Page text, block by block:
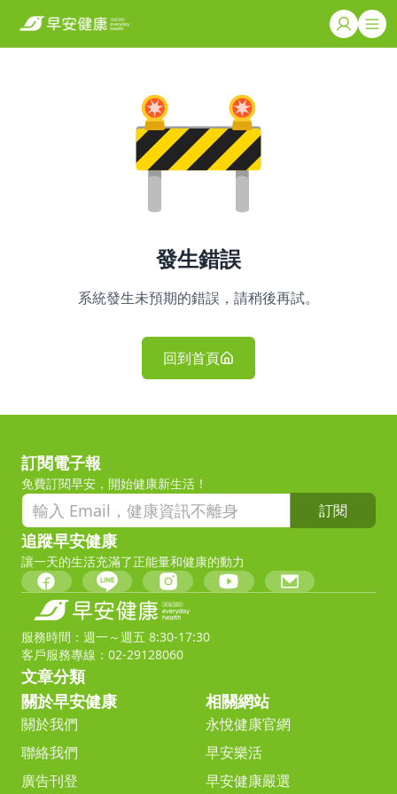
發生錯誤
系統發生未預期的錯誤，請稍後再試。
回到首頁
訂閱電子報
免費訂閱早安，開始健康新生活！
訂閱
追蹤早安健康
讓一天的生活充滿了正能量和健康的動力
服務時間：週一～週五 8:30-17:30
客戶服務專線：02-29128060
文章分類
關於早安健康
關於我們
聯絡我們
廣告刊登
相關網站
永悅健康官網
早安樂活
早安健康嚴選